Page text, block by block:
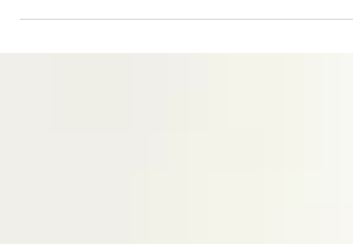
Yes, je leest het goed! We hebben dit jaar een